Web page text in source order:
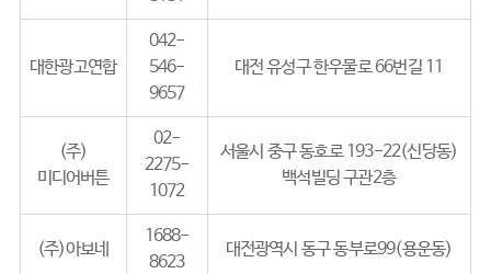
대한광고연합
042-
546-
9657
대전 유성구 한우물로 66번길 11
(주)
미디어버튼
02-
2275-
1072
서울시 중구 동호로 193-22(신당동)
백석빌딩 구관2층
(주)아보네
1688-
8623
대전광역시 동구 동부로99(용운동)